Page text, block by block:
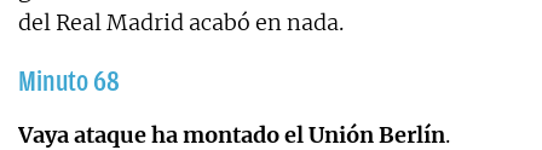
del Real Madrid acabó en nada.
Minuto 68
Vaya ataque ha montado el Unión Berlín.